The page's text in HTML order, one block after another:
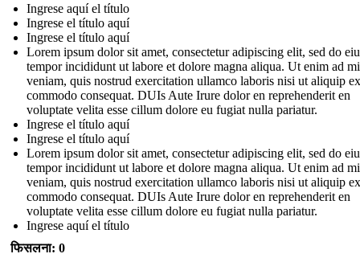
Ingrese aquí el título
Ingrese el título aquí
Ingrese el título aquí
Lorem ipsum dolor sit amet, consectetur adipiscing elit, sed do
tempor incididunt ut labore et dolore magna aliqua. Ut enim ad
veniam, quis nostrud exercitation ullamco laboris nisi ut aliquip
commodo consequat. DUIs Aute Irure dolor en reprehenderit en
voluptate velita esse cillum dolore eu fugiat nulla pariatur.
Ingrese el título aquí
Ingrese el título aquí
Lorem ipsum dolor sit amet, consectetur adipiscing elit, sed do
tempor incididunt ut labore et dolore magna aliqua. Ut enim ad
veniam, quis nostrud exercitation ullamco laboris nisi ut aliquip
commodo consequat. DUIs Aute Irure dolor en reprehenderit en
voluptate velita esse cillum dolore eu fugiat nulla pariatur.
Ingrese aquí el título
फिसलना: 0